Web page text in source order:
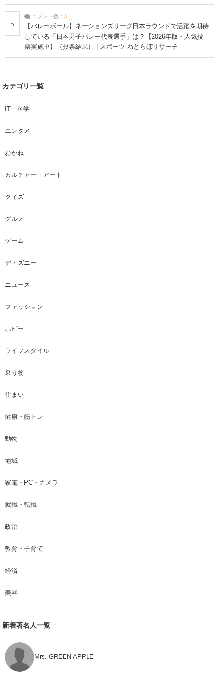
5
コメント数： 3
【バレーボール】ネーションズリーグ日本ラウンドで活躍を期待
している「日本男子バレー代表選手」は？【2026年版・人気投
票実施中】（投票結果） | スポーツ ねとらぼリサーチ
カテゴリ一覧
IT・科学
エンタメ
おかね
カルチャー・アート
クイズ
グルメ
ゲーム
ディズニー
ニュース
ファッション
ホビー
ライフスタイル
乗り物
住まい
健康・筋トレ
動物
地域
家電・PC・カメラ
就職・転職
政治
教育・子育て
経済
美容
新着著名人一覧
Mrs. GREEN APPLE